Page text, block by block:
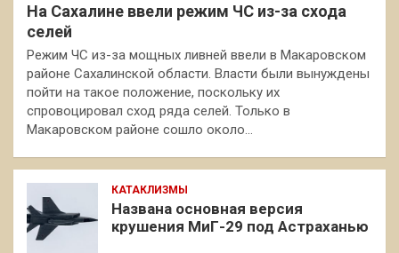
На Сахалине ввели режим ЧС из-за схода
селей
Режим ЧС из-за мощных ливней ввели в Макаровском
районе Сахалинской области. Власти были вынуждены
пойти на такое положение, поскольку их
спровоцировал сход ряда селей. Только в
Макаровском районе сошло около…
КАТАКЛИЗМЫ
Названа основная версия
крушения МиГ-29 под Астраханью